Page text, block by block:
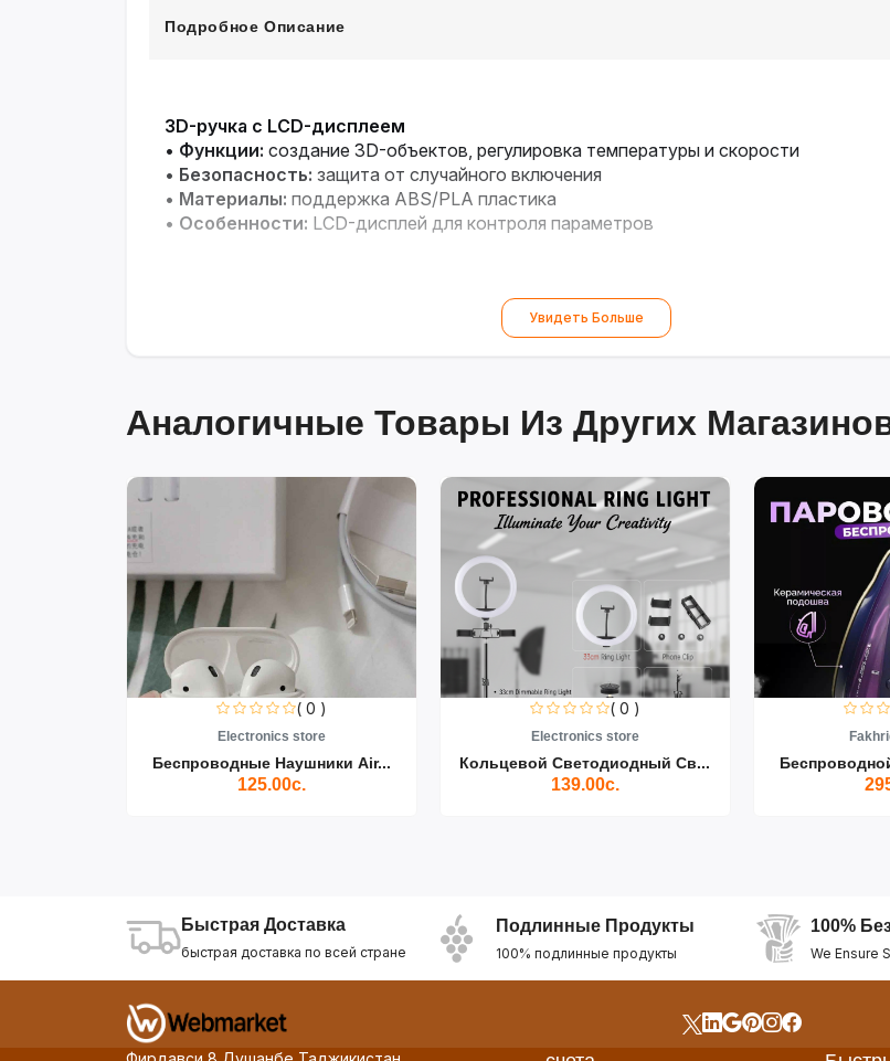
Подробное Описание
3D-ручка с LCD-дисплеем
• Функции: создание 3D-объектов, регулировка температуры и скорости
• Безопасность: защита от случайного включения
• Материалы: поддержка ABS/PLA пластика
• Особенности: LCD-дисплей для контроля параметров
Увидеть Больше
Аналогичные Товары Из Других
( 0 )
Electronics store
Беспроводные Наушники Air...
125.00с.
( 0 )
Electronics store
Кольцевой Светодиодный Св...
139.00с.
Быстрая Доставка
быстрая доставка по всей стране
Подлинные Продукты
100% подлинные продукты
100%
We Ensure